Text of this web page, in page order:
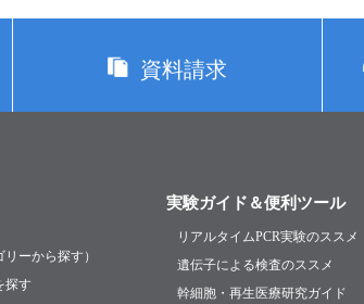
資料請求
リーから探す）
探す
実験ガイド＆便利ツール
リアルタイムPCR実験のススメ
遺伝子による検査のススメ
幹細胞・再生医療研究ガイド